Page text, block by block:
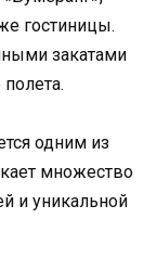
гостиницы.
закатами
одним из
множество
и уникальной